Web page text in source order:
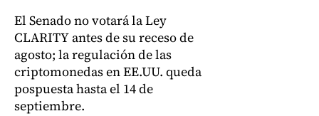
El Senado no votará la Ley
CLARITY antes de su receso de
agosto; la regulación de las
criptomonedas en EE.UU. queda
pospuesta hasta el 14 de
septiembre.